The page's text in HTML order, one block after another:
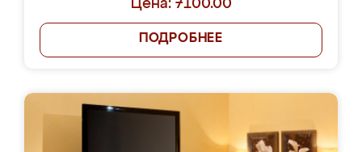
Цена: 7100.00
ПОДРОБНЕЕ